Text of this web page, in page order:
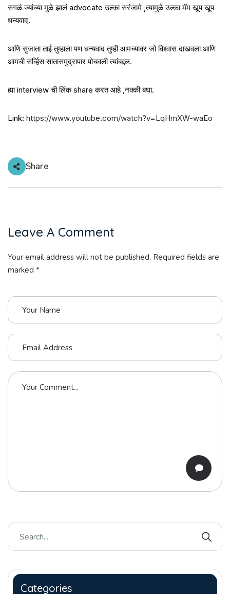
सगळं ज्यांच्या मुळे झालं advocate उल्का सरंजामे ,त्यामुळे उल्का मॅम खूप खूप
धन्यवाद.
आणि सुजाता ताई तुम्हाला पण धन्यवाद तुम्ही आमच्यावर जो विश्वास दाखवला आणि
आमची सर्व्हिस सातासमुद्रापार पोचवली त्यांबद्दल.
ह्या interview ची लिंक share करत आहे ,नक्की बघा.
Link: https://www.youtube.com/watch?v=LqHmXW-waEo
Share
Leave A Comment
Your email address will not be published. Required fields are
marked *
Categories